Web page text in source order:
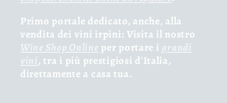
Primo portale dedicato, anche, alla
vendita dei vini irpini: Visita il nostro
Wine Shop Online per portare i grandi
vini, tra i più prestigiosi d'Italia,
direttamente a casa tua.